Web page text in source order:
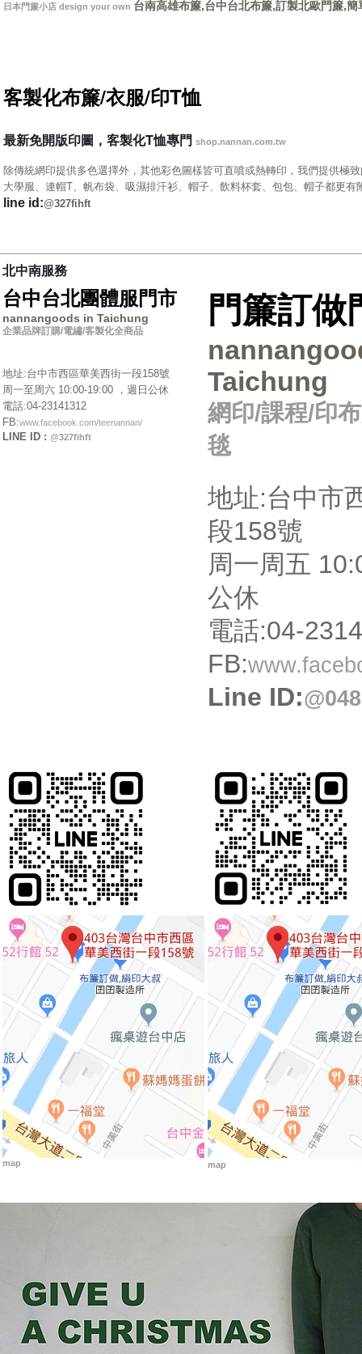
日本門簾小店 design your own 台南高雄布簾,台中台北布簾,訂製北歐門簾,簡
客製化布簾/衣服/印T恤
最新免開版印圖，客製化T恤專門 shop.nannan.com.tw
除傳統網印提供多色選擇外，其他彩色圖樣皆可直噴或熱轉印，我們提供極
大學服、連帽T、帆布袋、吸濕排汗衫、帽子、飲料杯套、包包、帽子都更有
line id:@327fihft
北中南服務
台中台北團體服門市
nannangoods in Taichung
企業品牌訂購/電繡/客製化全商品
地址:台中市西區華美西街一段158號
周一至周六 10:00-19:00 ，週日公休
電話:04-23141312
FB:www.facebook.com/teenannan/
LINE ID : @327fihft
門簾訂做
Taichung
網印/課程/印
毯
地址:台中市
段158號
周一周五
公休
電話:04-
FB:
Line ID:
map map